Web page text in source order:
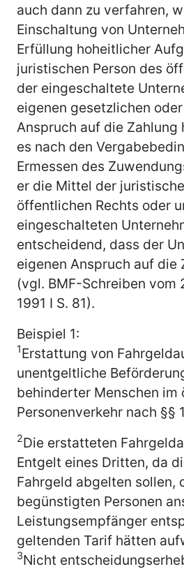
auch dann zu verfahren,
Einschaltung von
Erfüllung hoheitlicher
juristischen Person des
der eingeschaltete
eigenen gesetzlichen
Anspruch auf die Zahlung
es nach den
Ermessen des
er die Mittel der
öffentlichen Rechts oder
eingeschalteten
entscheidend, dass der
eigenen Anspruch auf die
(vgl. BMF-Schreiben vom
1991 I S. 81).
Beispiel 1:
1Erstattung von
unentgeltliche
behinderter Menschen im
Personenverkehr nach §§
2Die erstatteten
Entgelt eines Dritten, da
Fahrgeld abgelten sollen,
begünstigten Personen
Leistungsempfänger
geltenden Tarif hätten
3Nicht